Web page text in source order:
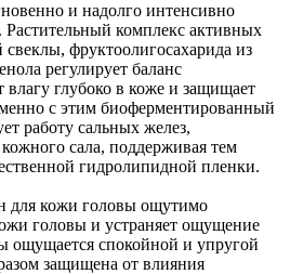
и надолго интенсивно
комплекс активных
фруктоолигосахарида из
регулирует баланс
влагу глубоко в коже и защищает
с этим биоферментированный
работу сальных желез,
сала, поддерживая тем
гидролипидной пленки.
для кожи головы ощутимо
головы и устраняет ощущение
ощущается спокойной и упругой
защищена от влияния